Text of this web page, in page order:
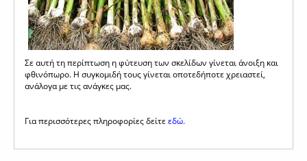
Σε αυτή τη περίπτωση η φύτευση των σκελίδων γίνεται άνοιξη και
φθινόπωρο. Η συγκομιδή τους γίνεται οποτεδήποτε χρειαστεί,
ανάλογα με τις ανάγκες μας.
Για περισσότερες πληροφορίες δείτεεδώ.